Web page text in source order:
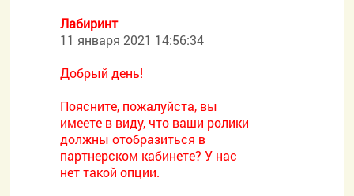
Лабиринт
11 января 2021 14:56:34
Добрый день!
Поясните, пожалуйста, вы
имеете в виду, что ваши ролики
должны отобразиться в
партнерском кабинете? У нас
нет такой опции.